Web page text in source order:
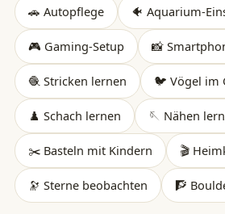
🚗 Autopflege 🐠 Aquarium-
🎮 Gaming-Setup 📸
🧶 Stricken lernen 🐦 Vögel im
♟️ Schach lernen 🪡 Nähen
✂️ Basteln mit Kindern 🎬
🔭 Sterne beobachten 🧗